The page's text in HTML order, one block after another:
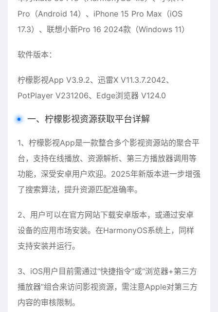
Pro（Android 14）、iPhone 15 Pro Max（iOS
17.3）、联想小新Pro 16 2024款（Windows 11）
软件版本：
柠檬影视App V3.9.2、迅雷X V11.3.7.2042、
PotPlayer V231206、Edge浏览器 V124.0
一、柠檬影视资源获取平台详解
1、柠檬影视App是一款整合多个影视资源站的聚合平
台，支持在线播放、资源解析、第三方播放器调用等
功能，深受安卓用户欢迎。2025年新版本进一步增强
了搜索算法，提升资源匹配准确率。
2、用户可以在官方网站下载安卓版本，或通过安卓
设备的应用市场安装。在HarmonyOS系统上，同样
支持安装并运行。
3、iOS用户目前需通过“快捷指令”或“浏览器+第三方
播放器”组合来访问影视资源，需注意Apple对第三方
内容的审核限制。